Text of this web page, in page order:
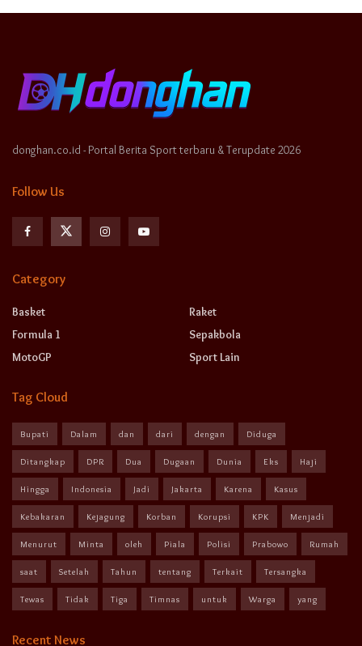
donghan.co.id - Portal Berita Sport terbaru & Terupdate 2026
Follow Us
Category
Basket
Formula 1
MotoGP
Raket
Sepakbola
Sport Lain
Tag Cloud
Bupati Dalam dan dari dengan Diduga
Ditangkap DPR Dua Dugaan Dunia Eks Haji
Hingga Indonesia Jadi Jakarta Karena Kasus
Kebakaran Kejagung Korban Korupsi KPK Menjadi
Menurut Minta oleh Piala Polisi Prabowo Rumah
saat Setelah Tahun tentang Terkait Tersangka
Tewas Tidak Tiga Timnas untuk Warga yang
Recent News